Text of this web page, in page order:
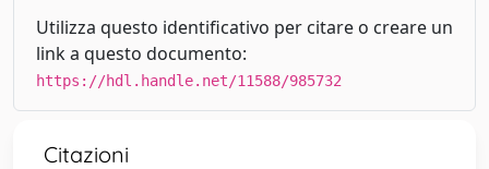
Utilizza questo identificativo per citare o creare un
link a questo documento:
https://hdl.handle.net/11588/985732
Citazioni